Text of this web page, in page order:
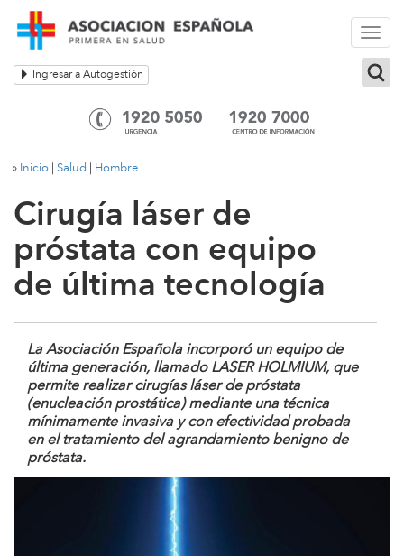
Ingresar a Autogestión
» Inicio Salud Hombre
Cirugía láser de
próstata con equipo
de última tecnología
LaAsociación Españolaincorporó un equipode
última generación, llamado LASER HOLMIUM, que
permite realizar cirugías láserde próstata
(enucleación prostática) mediante una técnica
mínimamente invasiva y con efectividad probada
en el tratamiento del agrandamiento benigno de
próstata.